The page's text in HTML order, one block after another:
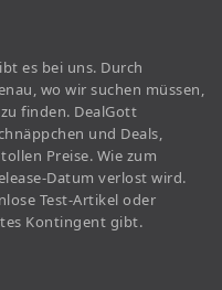
es bei uns. Durch
wo wir suchen müssen,
finden. DealGott
und Deals,
Preise. Wie zum
Datum verlost wird.
Test-Artikel oder
Kontingent gibt.